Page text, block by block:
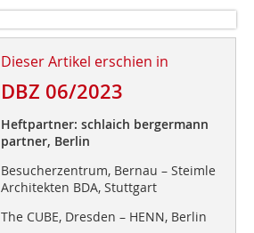
Dieser Artikel erschien in
DBZ 06/2023
Heftpartner: schlaich bergermann
partner, Berlin
Besucherzentrum, Bernau – Steimle
Architekten BDA, Stuttgart
The CUBE, Dresden – HENN, Berlin